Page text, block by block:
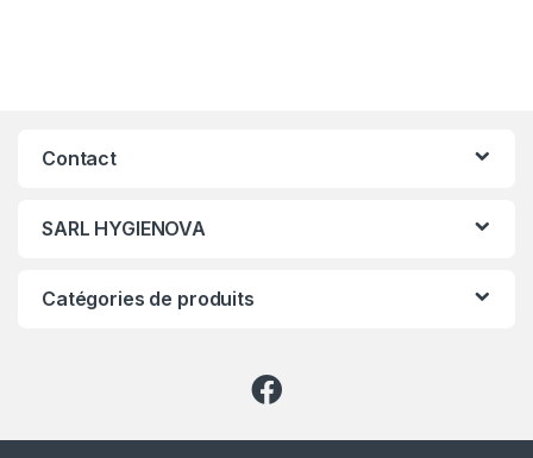
Contact
SARL HYGIENOVA
Catégories de produits